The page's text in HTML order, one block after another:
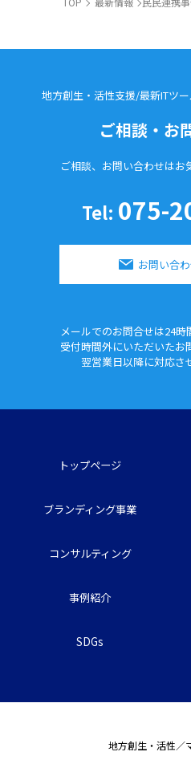
地方創生・活性支援/最新ITツ
ご相談・お
ご相談、お問い合わせはお
Tel: 075-
お問い合
メールでのお問合せは24時
受付時間外にいただいたお
翌営業日以降に対応さ
トップページ
ブランディング事業
コンサルティング
事例紹介
SDGs
地方創生・活性／